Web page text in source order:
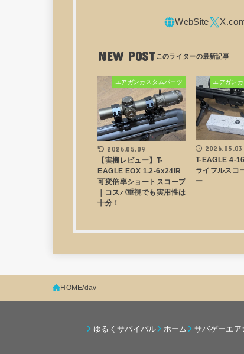
NEW POST
エアガンカスタムパーツ
2026.05.09
【実機レビュー】T-
EAGLE EOX 1.2-6x24IR
可変倍率ショートスコープ
｜コスパ重視でも実用性は
十分！
エアガン
2026.05.03
T-EAGLE 4-
ライフルスコ
ー
HOME dav
ゆるくサバイバル ホーム サバゲーエア